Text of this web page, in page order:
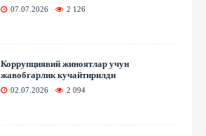
07.07.2026 2 126
Коррупциявий жиноятлар учун
жавобгарлик кучайтирилди
02.07.2026 2 094